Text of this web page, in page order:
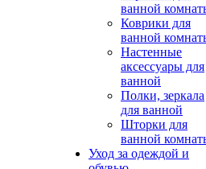
ванной
Коврики для
ванной
Настенные
аксессуары для
ванной
Полки, зеркала
для ванной
Шторки для
ванной
Уход за одеждой и